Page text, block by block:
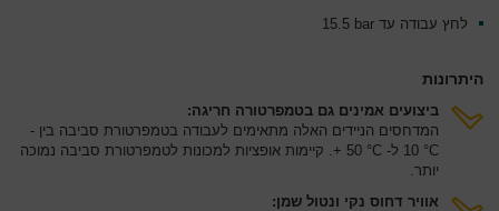
לחץ עבודה עד 15.5‎ bar
היתרונות
ביצועים אמינים גם בטמפרטורה חריגה:
המדחסים הניידים האלה מתאימים לעבודה בטמפרטורת סביבה בין -
10‎ °C ל- 50‎ °C +. קיימות אופציות למכונות לטמפרטורת סביבה נמוכה
יותר.
אוויר דחוס נקי ונטול שמן: